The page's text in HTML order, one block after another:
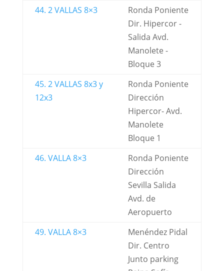
44. 2 VALLAS 8×3
Ronda Poniente
Dir. Hipercor -
Salida Avd.
Manolete -
Bloque 3
45. 2 VALLAS 8x3 y
12x3
Ronda Poniente
Dirección
Hipercor- Avd.
Manolete
Bloque 1
46. VALLA 8×3
Ronda Poniente
Dirección
Sevilla Salida
Avd. de
Aeropuerto
49. VALLA 8×3
Menéndez Pidal
Dir. Centro
Junto parking